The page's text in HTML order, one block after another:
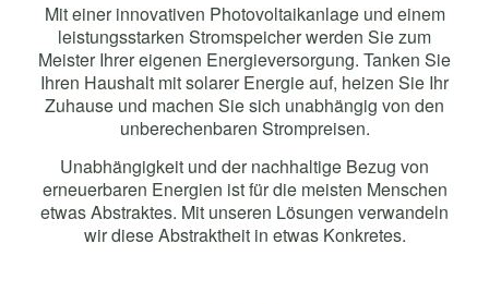
Mit einer innovativen Photovoltaikanlage und einem
leistungsstarken Stromspeicher werden Sie zum
Meister Ihrer eigenen Energieversorgung. Tanken Sie
Ihren Haushalt mit solarer Energie auf, heizen Sie Ihr
Zuhause und machen Sie sich unabhängig von den
unberechenbaren Strompreisen.
Unabhängigkeit und der nachhaltige Bezug von
erneuerbaren Energien ist für die meisten Menschen
etwas Abstraktes. Mit unseren Lösungen verwandeln
wir diese Abstraktheit in etwas Konkretes.